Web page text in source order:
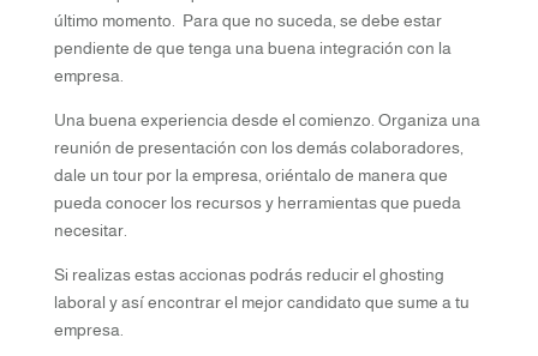
último momento. Para que no suceda, se debe estar
pendiente de que tenga una buena integración con la
empresa.
Una buena experiencia desde el comienzo. Organiza una
reunión de presentación con los demás colaboradores,
dale un tour por la empresa, oriéntalo de manera que
pueda conocer los recursos y herramientas que pueda
necesitar.
Si realizas estas accionas podrás reducir el ghosting
laboral y así encontrar el mejor candidato que sume a tu
empresa.